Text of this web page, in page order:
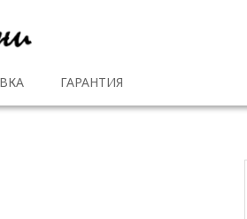
ГАРАНТИЯ